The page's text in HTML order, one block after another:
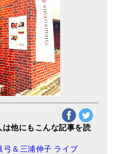
他にもこんな記事を読
弓＆三浦伸子 ライブ